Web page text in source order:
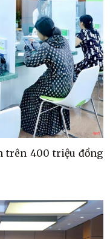
trên 400 triệu đồng